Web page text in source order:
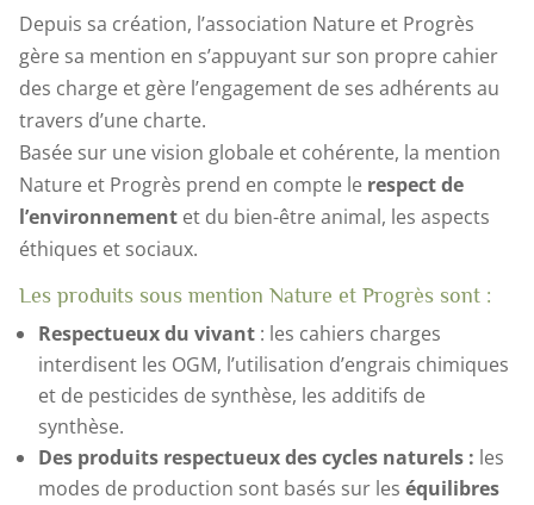
Depuis sa création, l’association Nature et Progrès
gère sa mention en s’appuyant sur son propre cahier
des charge et gère l’engagement de ses adhérents au
travers d’une charte.
Basée sur une vision globale et cohérente, la mention
Nature et Progrès prend en compte le respect de
l’environnementet du bien-être animal, les aspects
éthiques et sociaux.
Les produits sous mention Nature et Progrès sont :
Respectueux du vivant: les cahiers charges
interdisent les OGM, l’utilisation d’engrais chimiques
et de pesticides de synthèse, les additifs de
synthèse.
Des produits respectueux des cycles naturels : les
modes de production sont basés sur les équilibres